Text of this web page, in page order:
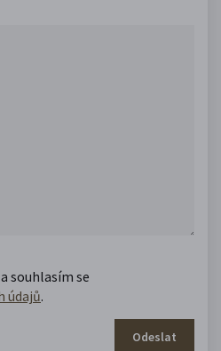
souhlasím se
údajů.
Odeslat